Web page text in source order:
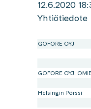
12.6.2020
Yhtiötiedote
GOFORE OYJ
GOFORE OYJ:
Helsingin Pörssi